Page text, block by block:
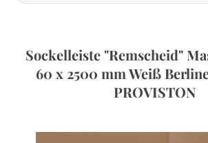
Sockelleiste "Remscheid"
60 x 2500 mm Weiß
PROVISTON